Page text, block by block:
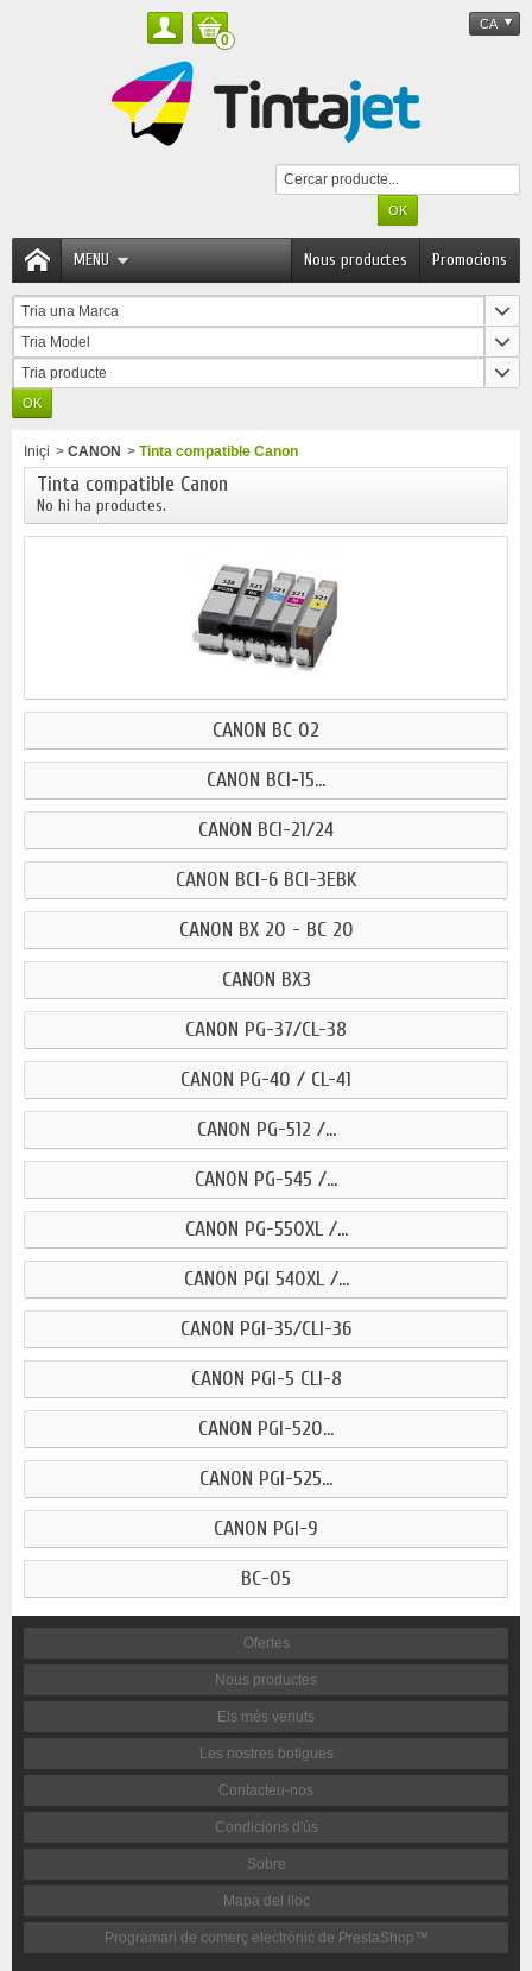
0
CA
MENU Promocions
Nous productes
Tria una Marca
Tria Model
Tria producte
Iniçi > CANON > Tinta compatible Canon
Tinta compatible Canon
No hi ha productes.
CANON BC 02
CANON BCI-15...
CANON BCI-21/24
CANON BCI-6 BCI-3EBK
CANON BX 20 - BC 20
CANON BX3
CANON PG-37/CL-38
CANON PG-40 / CL-41
CANON PG-512 /...
CANON PG-545 /...
CANON PG-550XL /...
CANON PGI 540XL /...
CANON PGI-35/CLI-36
CANON PGI-5 CLI-8
CANON PGI-520...
CANON PGI-525...
CANON PGI-9
BC-05
Ofertes
Nous productes
Els més venuts
Les nostres botigues
Contacteu-nos
Condicions d'ús
Sobre
Mapa del lloc
Programari de comerç electrònic de PrestaShop™